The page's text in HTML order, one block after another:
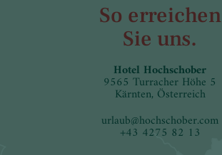
So erreichen
Sie uns.
Hotel Hochschober
9565 Turracher Höhe 5
Kärnten, Österreich
urlaub@hochschober.com
+43 4275 82 13